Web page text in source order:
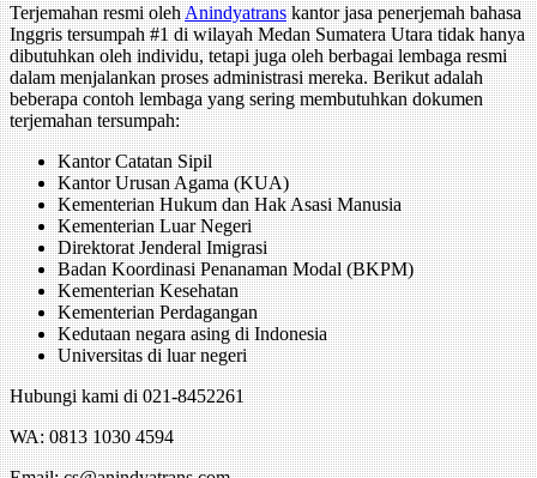
Terjemahan resmi olehAnindyatranskantor jasa penerjemah bahasa
Inggris tersumpah #1 di wilayah Medan Sumatera Utara tidak hanya
dibutuhkan oleh individu, tetapi juga oleh berbagai lembaga resmi
dalam menjalankan proses administrasi mereka. Berikut adalah
beberapa contoh lembaga yang sering membutuhkan dokumen
terjemahan tersumpah:
Kantor Catatan Sipil
Kantor Urusan Agama (KUA)
Kementerian Hukum dan Hak Asasi Manusia
Kementerian Luar Negeri
Direktorat Jenderal Imigrasi
Badan Koordinasi Penanaman Modal (BKPM)
Kementerian Kesehatan
Kementerian Perdagangan
Kedutaan negara asing di Indonesia
Universitas di luar negeri
Hubungi kami di 021-8452261
WA: 0813 1030 4594